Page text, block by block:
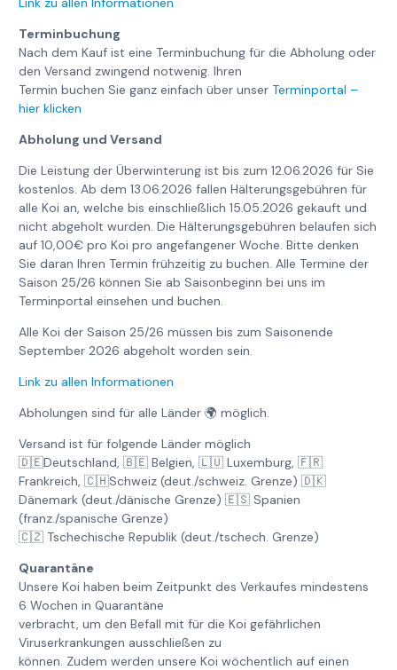
Terminbuchung
Nach dem Kauf ist eine Terminbuchung für die Abholung oder
den Versand zwingend notwenig. Ihren
Termin buchen Sie ganz einfach über unserTerminportal –
hier klicken
Abholung und Versand
Die Leistung der Überwinterung ist bis zum 12.06.2026 für Sie
kostenlos. Ab dem 13.06.2026 fallen Hälterungsgebühren für
alle Koi an, welche bis einschließlich 15.05.2026 gekauft und
nicht abgeholt wurden. Die Hälterungsgebühren belaufen sich
auf 10,00€ pro Koi pro angefangener Woche. Bitte denken
Sie daran Ihren Termin frühzeitig zu buchen. Alle Termine der
Saison 25/26 können Sie ab Saisonbeginn bei uns im
Terminportal einsehen und buchen.
Alle Koi der Saison 25/26 müssen bis zum Saisonende
September 2026 abgeholt worden sein.
Link zu allen Informationen
Abholungen sind für alle Länder 🌍 möglich.
Versand ist für folgende Länder möglich
🇩🇪Deutschland, 🇧🇪 Belgien, 🇱🇺 Luxemburg, 🇫🇷
Frankreich, 🇨🇭Schweiz (deut./schweiz. Grenze) 🇩🇰
Dänemark (deut./dänische Grenze) 🇪🇸 Spanien
(franz./spanische Grenze)
🇨🇿 Tschechische Republik (deut./tschech. Grenze)
Quarantäne
Unsere Koi haben beim Zeitpunkt des Verkaufes mindestens
6 Wochen in Quarantäne
verbracht, um den Befall mit für die Koi gefährlichen
Viruserkrankungen ausschließen zu
können. Zudem werden unsere Koi wöchentlich auf einen